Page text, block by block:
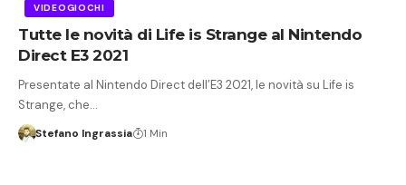
VIDEOGIOCHI
Tutte le novità di Life is Strange al Nintendo
Direct E3 2021
Presentate al Nintendo Direct dell’E3 2021, le novità su Life is
Strange, che…
Stefano Ingrassia 1 Min